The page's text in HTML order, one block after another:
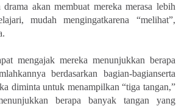
akan membuat mereka merasa lebih
mudah mengingatkarena “melihat”,
mengajak mereka menunjukkan berapa
berdasarkan bagian-bagianserta
diminta untuk menampilkan “tiga tangan,”
berapa banyak tangan yang